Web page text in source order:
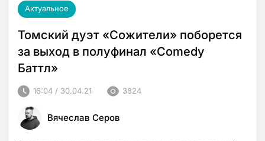
Актуальное
Томский дуэт «Сожители» поборется
за выход в полуфинал «Comedy
Баттл»
16:04 / 30.04.21 3824
Вячеслав Серов